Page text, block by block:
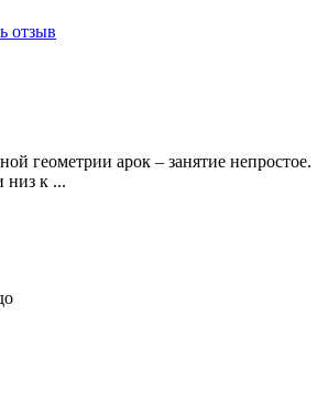
отзыв
геометрии арок – занятие непростое.
низ к ...